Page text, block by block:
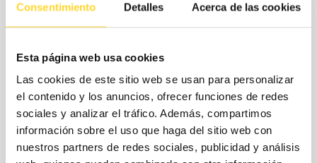
Consentimiento Detalles Acerca de las cookies
Esta página web usa cookies
Las cookies de este sitio web se usan para personalizar
el contenido y los anuncios, ofrecer funciones de redes
sociales y analizar el tráfico. Además, compartimos
información sobre el uso que haga del sitio web con
nuestros partners de redes sociales, publicidad y análisis
contratación?
Para ajustar el contrato a tus necesidades reales y tu
presupuesto, en FAIN te proponemos un modelo de
contratación flexible, en el que seleccionarás por separado
la cobertura de piezas, es decir, los repuesto que se
incluyen sin coste adicional en tu contrato, y los horarios
de servicio.